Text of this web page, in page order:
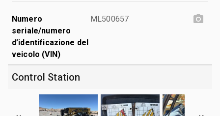
Numero
seriale/numero
d’identificazione del
veicolo (VIN)
ML500657
Control Station